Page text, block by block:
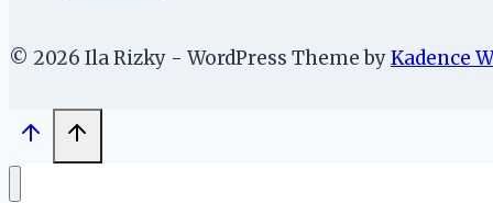
© 2026 Ila Rizky - WordPress Theme byKadence